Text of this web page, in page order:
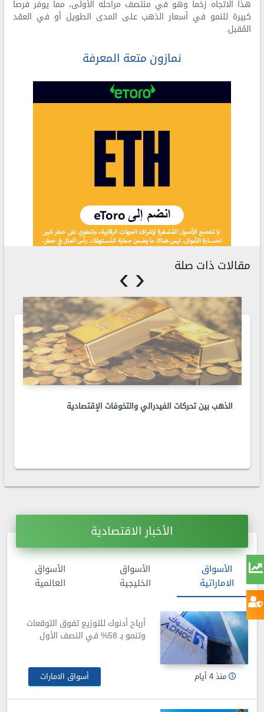
الأخبار الاقتصادية
الأسواق
الاماراتية
الأسواق
الخليجية
الأسواق
العالمية
أرباح أدنوك للتوزيع تفوق التوقعات
وتنمو بـ 58% في النصف الأول
منذ 4 أيام أسواق الامارات
هذا الاتجاه زخماً وهو في منتصف مراحله الأولى، مما يوفر فرصاً
كبيرة للنمو في أسعار الذهب على المدى الطويل أو في العقد
المُقبل.
نمازون متعة المعرفة
مقالات ذات صلة
الذهب بين تحركات الفيدرالي والتخوفات الإقتصادية
‹
›